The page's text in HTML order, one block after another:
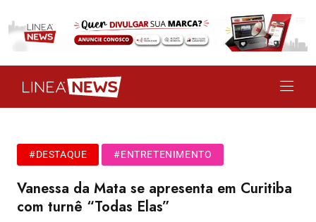
#DESTAQUE #ENTRETENIMENTO
Vanessa da Mata se apresenta em Curitiba
com turnê “Todas Elas”